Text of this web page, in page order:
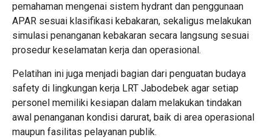
pemahaman mengenai sistem hydrant dan penggunaan
APAR sesuai klasifikasi kebakaran, sekaligus melakukan
simulasi penanganan kebakaran secara langsung sesuai
prosedur keselamatan kerja dan operasional.
Pelatihan ini juga menjadi bagian dari penguatan budaya
safety di lingkungan kerja LRT Jabodebek agar setiap
personel memiliki kesiapan dalam melakukan tindakan
awal penanganan kondisi darurat, baik di area operasional
maupun fasilitas pelayanan publik.